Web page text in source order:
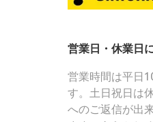
営業日・休業日
営業時間は平日
す。土日祝日は
へのご返信が出